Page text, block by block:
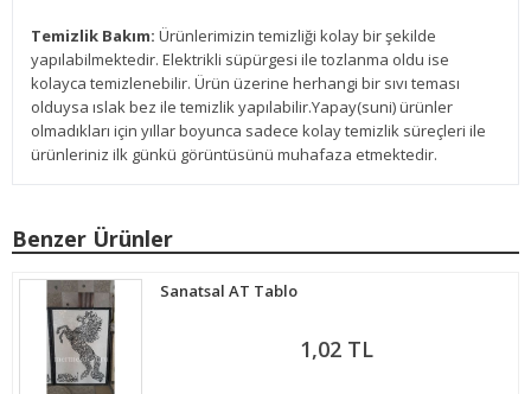
Temizlik Bakım: Ürünlerimizin temizliği kolay bir şekilde
yapılabilmektedir. Elektrikli süpürgesi ile tozlanma oldu ise
kolayca temizlenebilir. Ürün üzerine herhangi bir sıvı teması
olduysa ıslak bez ile temizlik yapılabilir.Yapay(suni) ürünler
olmadıkları için yıllar boyunca sadece kolay temizlik süreçleri ile
ürünleriniz ilk günkü görüntüsünü muhafaza etmektedir.
Benzer Ürünler
Sanatsal AT Tablo
1,02 TL